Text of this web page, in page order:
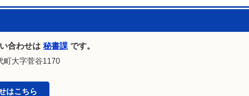
合わせは 秘書課 です。
大字菅谷1170
はこちら